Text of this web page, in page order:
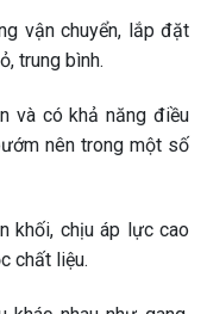
vận chuyển, lắp đặt
trung bình.
và có khả năng điều
nên trong một số
khối, chịu áp lực cao
chất liệu.